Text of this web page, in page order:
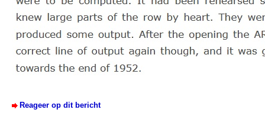
Reageer op dit bericht